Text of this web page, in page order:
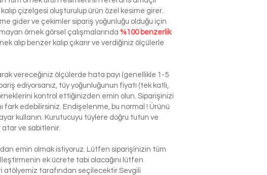
çizelgesi oluşturulup ürün özel kesime girer.
gider ve çekimler sipariş yoğunluğu olduğu için
örnek görsel çalışmalarında %100 benzerlik
alıp benzer kalıp çıkarır ve verdiğiniz ölçülerle
vereceğiniz ölçülerde hata payı (genellikle 1-5
ediyorsanız, tüy yoğunluğunun fiyatı (tek katlı,
kontrol ettiğinizden emin olun. Siparişinizi
fark edebilirsiniz. Endişelenme, bu normal ! Ürünü
kullanın. Kurutucuyu tüylere doğru tutun ve
atar ve sabitlenir.
emin olmak istiyoruz. Lütfen siparişinizin tüm
ek ücrete tabi olacağını lütfen
atölyemiz tarafından seçilecektir.Sevgili